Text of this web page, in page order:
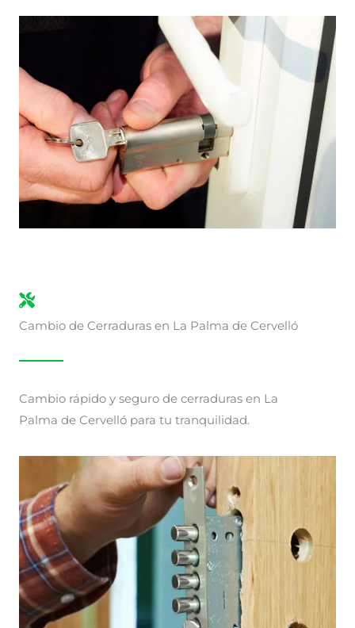
Cambio de Cerraduras en La Palma de Cervelló
Cambio rápido y seguro de cerraduras en La
Palma de Cervelló para tu tranquilidad.